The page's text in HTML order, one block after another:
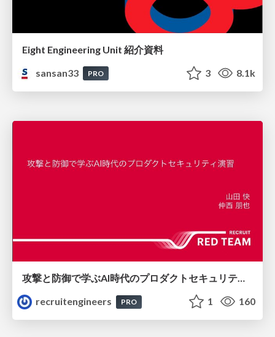
Eight Engineering Unit 紹介資料
sansan33
PRO 3 8.1k
攻撃と防御で学ぶAI時代のプロダクトセキュリティ演習
recruitengineers
PRO 1 160